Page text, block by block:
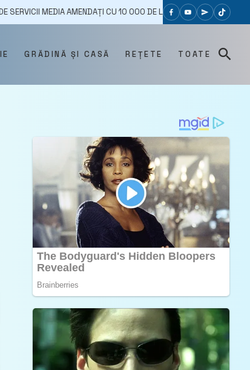
AMENDAȚI CU 10 000 DE LEI PENTRU CĂ ȘI-AU SCHIMBAT
GRĂDINĂ ȘI CASĂ REȚETE TOATE